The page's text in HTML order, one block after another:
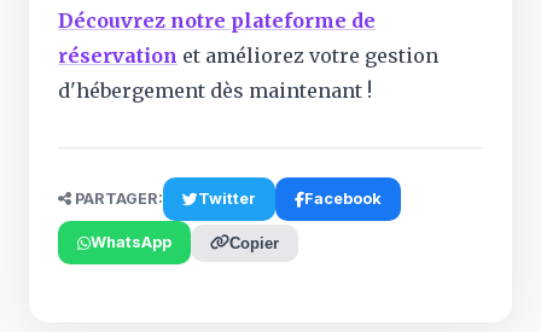
Découvrez notre plateforme de
réservation et améliorez votre gestion
d'hébergement dès maintenant !
PARTAGER: Twitter Facebook
WhatsApp Copier